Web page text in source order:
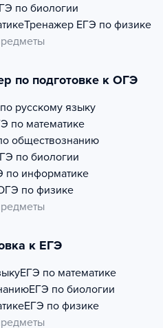
по биологии
Тренажер ЕГЭ по физике
по подготовке к ОГЭ
русскому языку
по математике
обществознанию
по биологии
по информатике
по физике
к ЕГЭ
ЕГЭ по математике
ЕГЭ по биологии
ЕГЭ по физике